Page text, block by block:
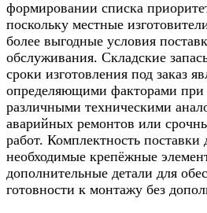
формировании списка
поскольку местные
более выгодные условия
обслуживания. Складские
сроки изготовления под заказ
определяющими факторами
различными техническими
аварийных ремонтов или
работ. Комплектность
необходимые крепёжные
дополнительные детали для
готовности к монтажу без